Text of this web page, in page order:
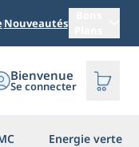
Nouveautés
Bienvenue
Se connecter
Energie verte